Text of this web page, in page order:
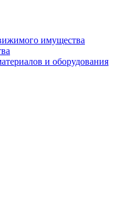
имущества
и оборудования